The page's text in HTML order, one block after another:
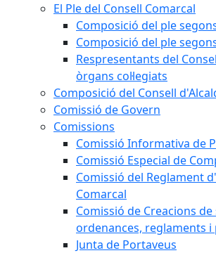
El Ple del Consell Comarcal
Composició del ple
Composició del ple
Respresentants del
òrgans col·legiats
Composició del Consell
Comissió de Govern
Comissions
Comissió Informativa de
Comissió Especial de
Comissió del Reglament
Comarcal
Comissió de Creacions
ordenances, reglaments i
Junta de Portaveus